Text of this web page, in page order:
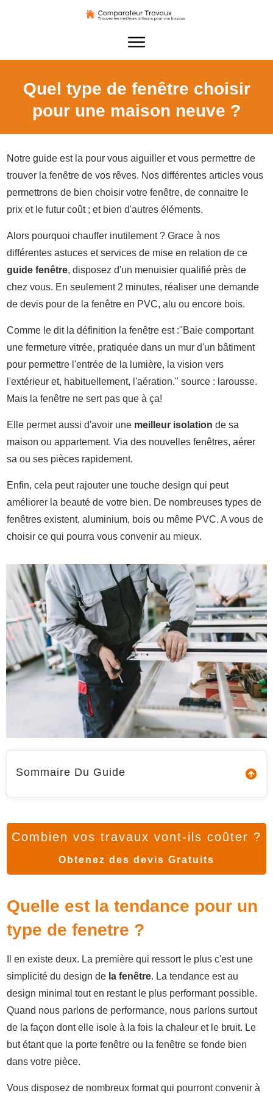
Quel type de fenêtre choisir
pour une maison neuve ?
Notre guide est la pour vous aiguiller et vous permettre de
trouver la fenêtre de vos rêves. Nos différentes articles vous
permettrons de bien choisir votre fenêtre, de connaitre le
prix et le futur coût ; et bien d'autres éléments.
Alors pourquoi chauffer inutilement ? Grace à nos
différentes astuces et services de mise en relation de ce
guide fenêtre, disposez d'un menuisier qualifié près de
chez vous. En seulement 2 minutes, réaliser une demande
de devis pour de la fenêtre en PVC, alu ou encore bois.
Comme le dit la définition la fenêtre est :"Baie comportant
une fermeture vitrée, pratiquée dans un mur d'un bâtiment
pour permettre l'entrée de la lumière, la vision vers
l'extérieur et, habituellement, l'aération." source : larousse.
Mais la fenêtre ne sert pas que à ça!
Elle permet aussi d'avoir une meilleur isolation de sa
maison ou appartement. Via des nouvelles fenêtres, aérer
sa ou ses pièces rapidement.
Enfin, cela peut rajouter une touche design qui peut
améliorer la beauté de votre bien. De nombreuses types de
fenêtres existent, aluminium, bois ou même PVC. A vous de
choisir ce qui pourra vous convenir au mieux.
Sommaire Du Guide
Combien vos travaux vont-ils coûter ?
Obtenez des devis Gratuits
Quelle est la tendance pour un
type de fenetre ?
Il en existe deux. La première qui ressort le plus c'est une
simplicité du design de la fenêtre. La tendance est au
design minimal tout en restant le plus performant possible.
Quand nous parlons de performance, nous parlons surtout
de la façon dont elle isole à la fois la chaleur et le bruit. Le
but étant que la porte fenêtre ou la fenêtre se fonde bien
dans votre pièce.
Vous disposez de nombreux format qui pourront convenir à